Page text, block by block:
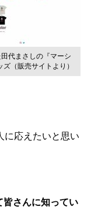
田代まさしの『マーシ
ズ（販売サイトより）
に応えたいと思い
皆さんに知ってい